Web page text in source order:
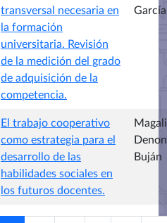
transversal necesaria en
la formación
universitaria. Revisión
de la medición del grado
de adquisición de la
competencia.
García
El trabajo cooperativo
como estrategia para el
desarrollo de las
habilidades sociales en
los futuros docentes.
Buján